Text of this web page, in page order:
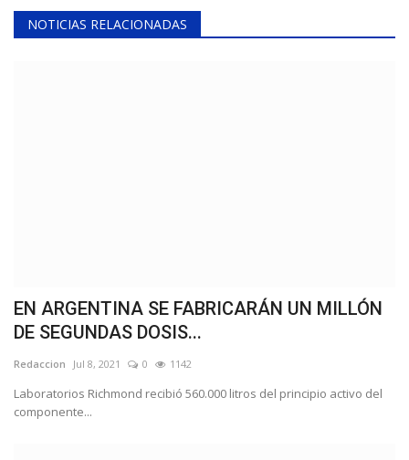
NOTICIAS RELACIONADAS
EN ARGENTINA SE FABRICARÁN UN MILLÓN
DE SEGUNDAS DOSIS...
Redaccion Jul 8, 2021 0 1142
Laboratorios Richmond recibió 560.000 litros del principio activo del
componente...